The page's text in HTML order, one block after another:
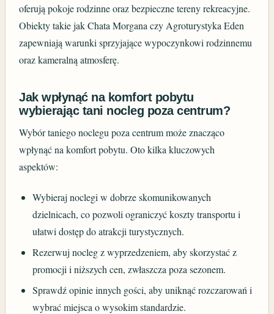
oferują pokoje rodzinne oraz bezpieczne tereny rekreacyjne.
Obiekty takie jak Chata Morgana czy Agroturystyka Eden
zapewniają warunki sprzyjające wypoczynkowi rodzinnemu
oraz kameralną atmosferę.
Jak wpłynąć na komfort pobytu
wybierając tani nocleg poza centrum?
Wybór taniego noclegu poza centrum może znacząco
wpłynąć na komfort pobytu. Oto kilka kluczowych
aspektów:
Wybieraj noclegi w dobrze skomunikowanych
dzielnicach, co pozwoli ograniczyć koszty transportu i
ułatwi dostęp do atrakcji turystycznych.
Rezerwuj nocleg z wyprzedzeniem, aby skorzystać z
promocji i niższych cen, zwłaszcza poza sezonem.
Sprawdź opinie innych gości, aby uniknąć rozczarowań i
wybrać miejsca o wysokim standardzie.